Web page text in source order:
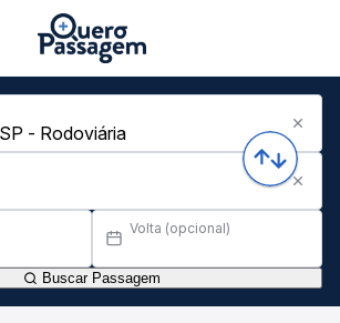
Volta (opcional)
Buscar Passagem